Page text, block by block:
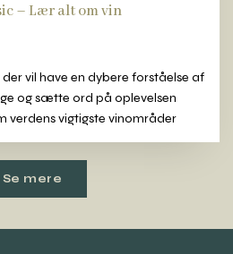
– Lær alt om vin
vil have en dybere forståelse af
og sætte ord på oplevelsen
verdens vigtigste vinområder
Se mere